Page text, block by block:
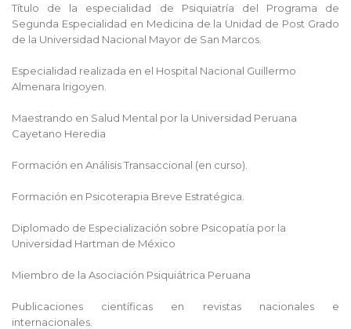
Título de la especialidad de Psiquiatría del Programa de
Segunda Especialidad en Medicina de la Unidad de Post Grado
de la Universidad Nacional Mayor de San Marcos.
Especialidad realizada en el Hospital Nacional Guillermo
Almenara Irigoyen.
Maestrando en Salud Mental por la Universidad Peruana
Cayetano Heredia
Formación en Análisis Transaccional (en curso).
Formación en Psicoterapia Breve Estratégica.
Diplomado de Especialización sobre Psicopatía por la
Universidad Hartman de México
Miembro de la Asociación Psiquiátrica Peruana
Publicaciones científicas en revistas nacionales e
internacionales.